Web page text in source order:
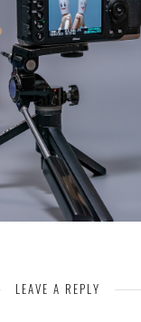
LEAVE A REPLY